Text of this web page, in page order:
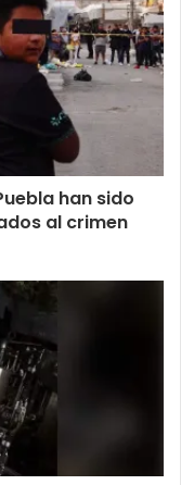
han sido
al crimen